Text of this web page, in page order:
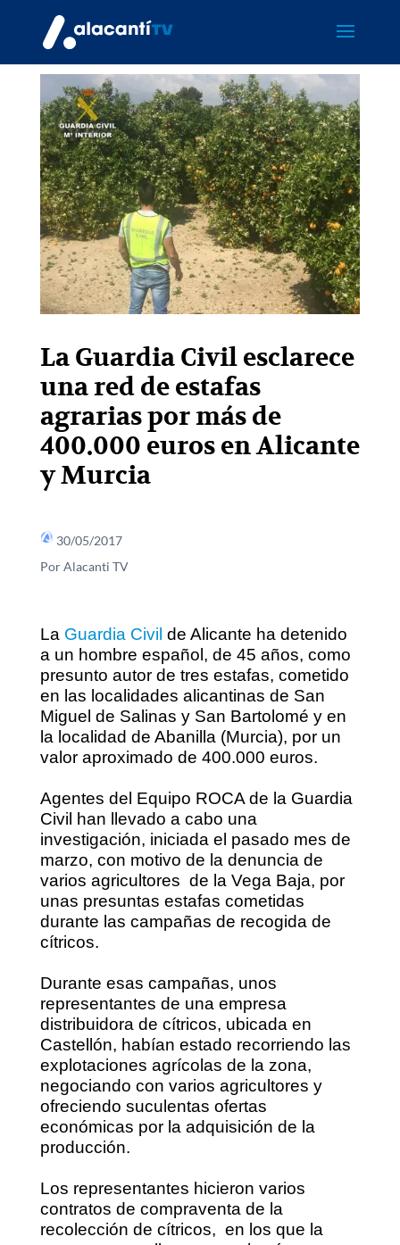
La Guardia Civil esclarece
una red de estafas
agrarias por más de
400.000 euros en Alicante
y Murcia
30/05/2017
Por Alacanti TV
La Guardia Civil de Alicante ha detenido
a un hombre español, de 45 años, como
presunto autor de tres estafas, cometido
en las localidades alicantinas de San
Miguel de Salinas y San Bartolomé y en
la localidad de Abanilla (Murcia), por un
valor aproximado de 400.000 euros.
Agentes del Equipo ROCA de la Guardia
Civil han llevado a cabo una
investigación, iniciada el pasado mes de
marzo, con motivo de la denuncia de
varios agricultores de la Vega Baja, por
unas presuntas estafas cometidas
durante las campañas de recogida de
cítricos.
Durante esas campañas, unos
representantes de una empresa
distribuidora de cítricos, ubicada en
Castellón, habían estado recorriendo las
explotaciones agrícolas de la zona,
negociando con varios agricultores y
ofreciendo suculentas ofertas
económicas por la adquisición de la
producción.
Los representantes hicieron varios
contratos de compraventa de la
recolección de cítricos, en los que la